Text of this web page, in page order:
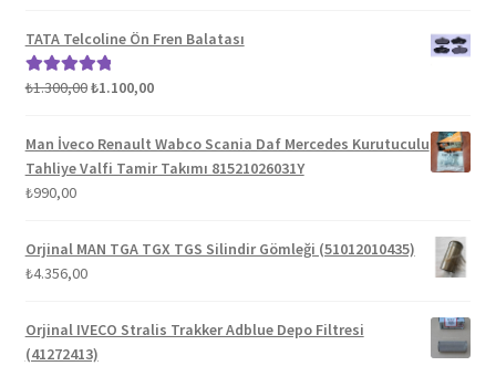
TATA Telcoline Ön Fren Balatası
5 üzerinden
₺1.300,00Orijinal
₺1.300,00.
₺1.100,00Şu
fiyat:
₺1.100,00.
Man İveco Renault Wabco Scania Daf Mercedes Kurutuculu
Tahliye Valfi Tamir Takımı 81521026031Y
₺990,00
Orjinal MAN TGA TGX TGS Silindir Gömleği (51012010435)
₺4.356,00
Orjinal IVECO Stralis Trakker Adblue Depo Filtresi
(41272413)